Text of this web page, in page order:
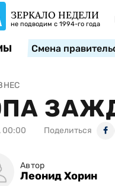
ЗЕРКАЛО НЕДЕЛИ
не подводим с 1994-го года
Смена
00:00 Поделиться
Автор
Леонид Хорин